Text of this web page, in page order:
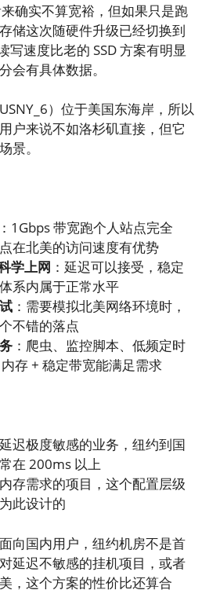
确实不算宽裕，但如果只是跑
储这次随硬件升级已经切换到
写速度比老的 SSD 方案有明显
会有具体数据。
）位于美国东海岸，所以
户来说不如洛杉矶直接，但它
景。
：1Gbps 带宽跑个人站点完全
在北美的访问速度有优势
学上网 ：延迟可以接受，稳定
系内属于正常水平
：需要模拟北美网络环境时，
不错的落点
：爬虫、监控脚本、低频定时
存 + 稳定带宽能满足需求
迟极度敏感的业务，纽约到国
在 200ms 以上
存需求的项目，这个配置层级
此设计的
向国内用户，纽约机房不是首
延迟不敏感的挂机项目，或者
，这个方案的性价比还算合